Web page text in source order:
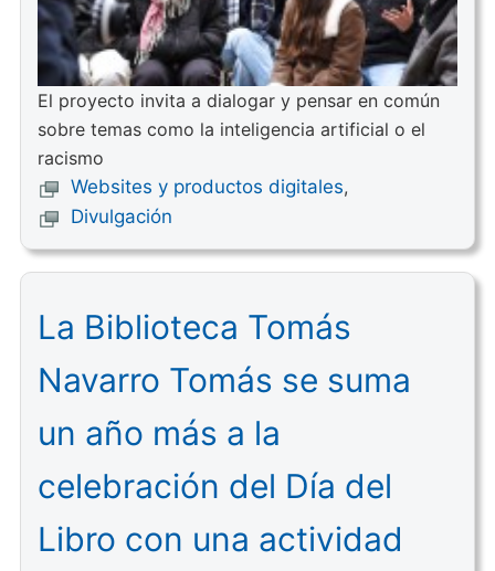
El proyecto invita a dialogar y pensar en común
sobre temas como la inteligencia artificial o el
racismo
Websites y productos digitales,
Divulgación
La Biblioteca Tomás
Navarro Tomás se suma
un año más a la
celebración del Día del
Libro con una actividad